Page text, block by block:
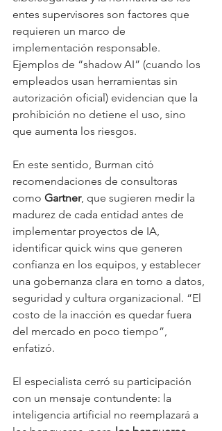
entes supervisores son factores que
requieren un marco de
implementación responsable.
Ejemplos de “shadow AI” (cuando los
empleados usan herramientas sin
autorización oficial) evidencian que la
prohibición no detiene el uso, sino
que aumenta los riesgos.
En este sentido, Burman citó
recomendaciones de consultoras
como Gartner, que sugieren medir la
madurez de cada entidad antes de
implementar proyectos de IA,
identificar quick wins que generen
confianza en los equipos, y establecer
una gobernanza clara en torno a datos,
seguridad y cultura organizacional. “El
costo de la inacción es quedar fuera
del mercado en poco tiempo”,
enfatizó.
El especialista cerró su participación
con un mensaje contundente: la
inteligencia artificial no reemplazará a